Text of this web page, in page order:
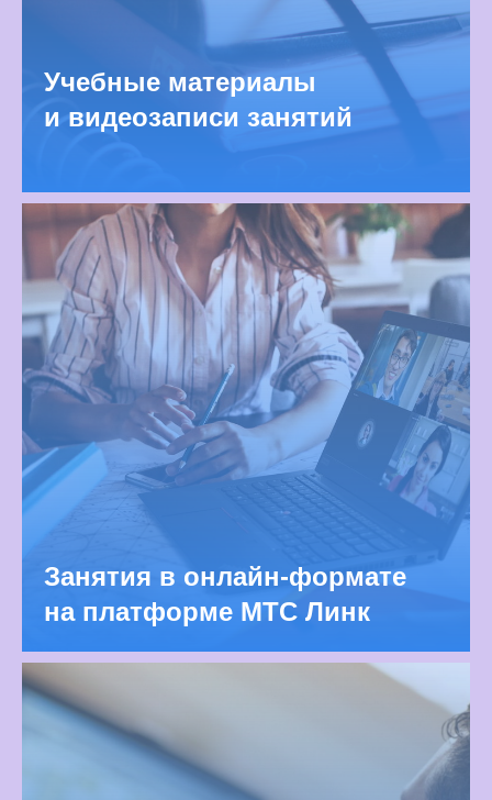
Учебные материалы
и видеозаписи занятий
Занятия в онлайн-формате
на платформе МТС Линк